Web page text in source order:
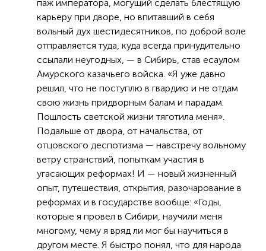
паж императора, могущий сделать блестящую
карьеру при дворе, но впитавший в себя
вольный дух шестидесятников, по доброй воле
отправляется туда, куда всегда принудительно
ссылали неугодных, — в Сибирь, став есаулом
Амурского казачьего войска. «Я уже давно
решил, что не поступлю в гвардию и не отдам
свою жизнь придворным балам и парадам.
Пошлость светской жизни тяготила меня».
Подальше от двора, от начальства, от
отцовского деспотизма — навстречу вольному
ветру странствий, попыткам участия в
угасающих реформах! И — новый жизненный
опыт, путешествия, открытия, разочарование в
реформах и в государстве вообще: «Годы,
которые я провел в Сибири, научили меня
многому, чему я вряд ли мог бы научиться в
другом месте. Я быстро понял, что для народа